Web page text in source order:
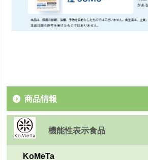
商品情報
機能性表示食品
KoMeTa